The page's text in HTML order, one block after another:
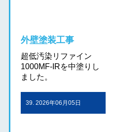
外壁塗装工事
超低汚染リファイン
1000MF-IRを中塗りし
ました。
39. 2026年06月05日